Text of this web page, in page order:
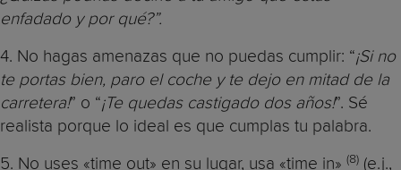
enfadado y por qué?”.
4. No hagas amenazas que no puedas cumplir: “¡Si no
te portas bien, paro el coche y te dejo en mitad de la
carretera!” o “¡Te quedas castigado dos años!”. Sé
realista porque lo ideal es que cumplas tu palabra.
5. No uses «time out» en su lugar, usa «time in» (8) (e.j.,